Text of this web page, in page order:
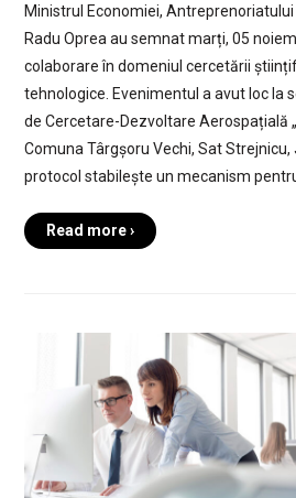
Ministrul Economiei,
Radu Oprea au semnat marți, 05
colaborare în domeniul cercetării
tehnologice. Evenimentul a avut loc la
de Cercetare-Dezvoltare Aerospațială
Comuna Târgșoru Vechi, Sat
protocol stabilește un mecanism
Read more ›